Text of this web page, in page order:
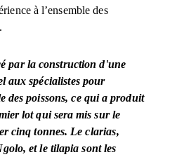
à l’ensemble des
par la construction d'une
aux spécialistes pour
poissons, ce qui a produit
lot qui sera mis sur le
cinq tonnes. Le clarias,
et le tilapia sont les